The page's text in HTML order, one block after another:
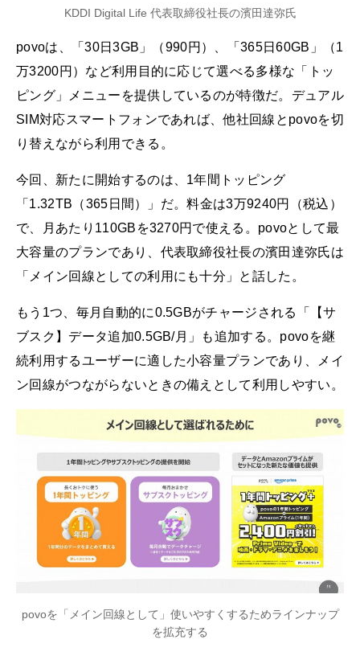
KDDI Digital Life 代表取締役社長の濱田達弥氏
povoは、「30日3GB」（990円）、「365日60GB」（1
万3200円）など利用目的に応じて選べる多様な「トッ
ピング」メニューを提供しているのが特徴だ。デュアル
SIM対応スマートフォンであれば、他社回線とpovoを切
り替えながら利用できる。
今回、新たに開始するのは、1年間トッピング
「1.32TB（365日間）」だ。料金は3万9240円（税込）
で、月あたり110GBを3270円で使える。povoとして最
大容量のプランであり、代表取締役社長の濱田達弥氏は
「メイン回線としての利用にも十分」と話した。
もう1つ、毎月自動的に0.5GBがチャージされる「【サ
ブスク】データ追加0.5GB/月」も追加する。povoを継
続利用するユーザーに適した小容量プランであり、メイ
ン回線がつながらないときの備えとして利用しやすい。
povoを「メイン回線として」使いやすくするためラインナップ
を拡充する